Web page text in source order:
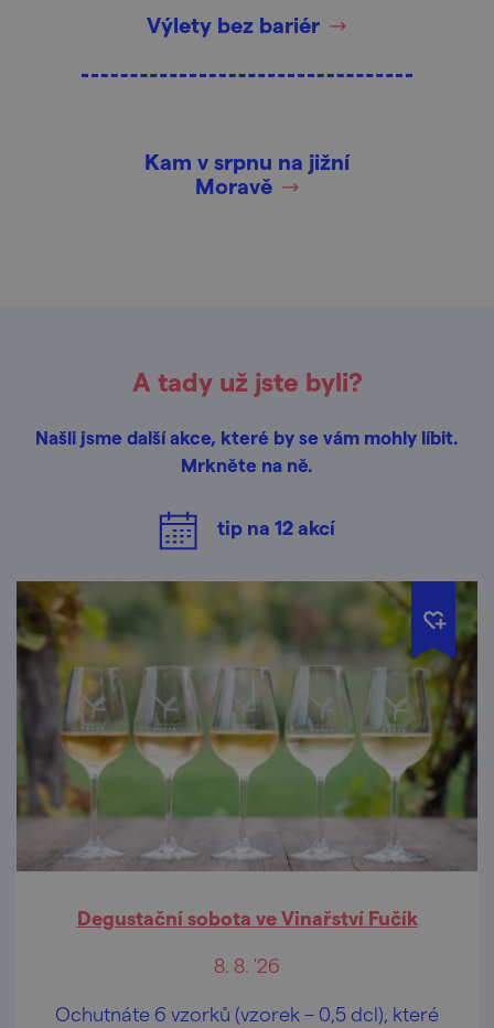
Výlety bez bariér
Kam v srpnu na jižní
Moravě
A tady už jste byli?
Našli jsme další akce, které by se vám mohly líbit.
Mrkněte na ně.
tip na 12akcí
Degustační sobota ve Vinařství Fučík
8. 8. '26
Ochutnáte 6 vzorků (vzorek – 0,5 dcl), které